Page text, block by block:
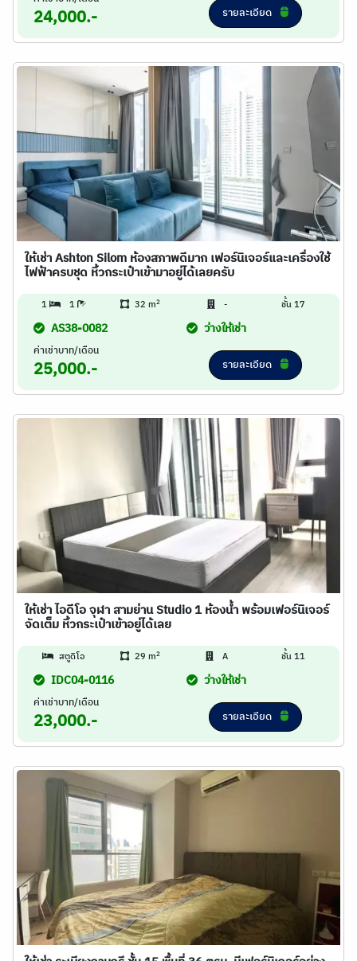
24,000.- รายละเอียด
ให้เช่า Ashton Silom ห้องสภาพดีมาก เฟอร์นิเจอร์และเครื่องใช้
ไฟฟ้าครบชุด หิ้วกระเป๋าเข้ามาอยู่ได้เลยครับ
1 1 32 m2 - ชั้น 17
AS38-0082 ว่างให้เช่า
ค่าเช่าบาท/เดือน
25,000.- รายละเอียด
ให้เช่า ไอดีโอ จุฬา สามย่าน Studio 1 ห้องน้ำ พร้อมเฟอร์นิเจอร์
จัดเต็ม หิ้วกระเป๋าเข้าอยู่ได้เลย
สตูดิโอ 29 m2 A ชั้น 11
IDC04-0116 ว่างให้เช่า
ค่าเช่าบาท/เดือน
23,000.- รายละเอียด